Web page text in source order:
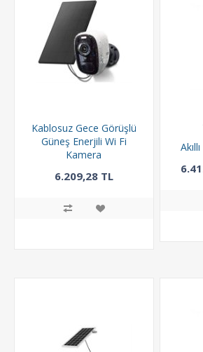
Kablosuz Gece Görüşlü
Güneş Enerjili Wi Fi
Kamera
6.209,28 TL